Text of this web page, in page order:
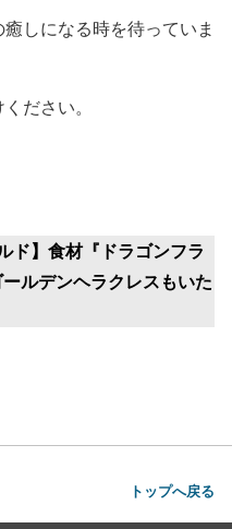
しになる時を待っていま
ださい。
ド】食材『ドラゴンフラ
ルデンヘラクレスもいた
トップへ戻る